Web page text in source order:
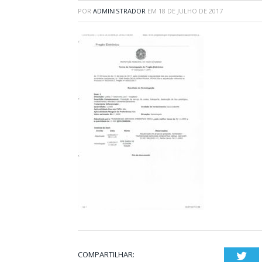
POR ADMINISTRADOR EM 18 DE JULHO DE 2017
COMPARTILHAR: